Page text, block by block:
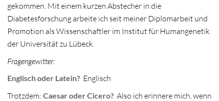
gekommen. Mit einem kurzen Abstecher in die
Diabetesforschung arbeite ich seit meiner Diplomarbeit und
Promotion als Wissenschaftler im Institut für Humangenetik
der Universität zu Lübeck.
Fragengewitter:
Englisch oder Latein? Englisch
Trotzdem: Caesar oder Cicero? Also ich erinnere mich, wenn